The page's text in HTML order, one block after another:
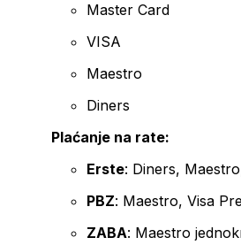
Master Card
VISA
Maestro
Diners
Plaćanje na rate:
Erste: Diners,
PBZ: Maestro, Visa
ZABA: Maestro